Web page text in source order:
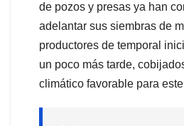
de pozos y presas ya han
adelantar sus siembras de
productores de temporal
un poco más tarde,
climático favorable para